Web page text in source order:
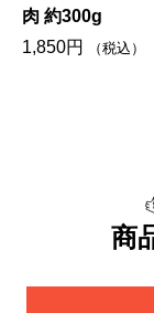
肉 約300g
1,850円 （税込）
商